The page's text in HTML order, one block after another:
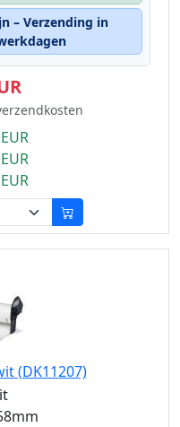
– Verzending in
(DK11207)